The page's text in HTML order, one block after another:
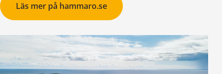
Läs mer på hammaro.se